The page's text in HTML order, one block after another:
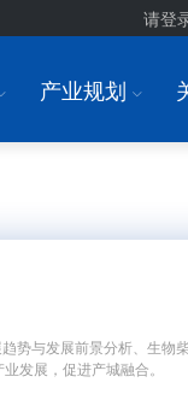
请登
产业规划 I
势与发展前景分析、生物
发展，促进产城融合。